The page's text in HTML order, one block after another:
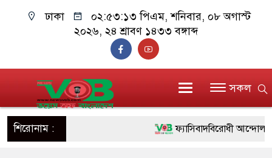
ঢাকা ০২:৫৩:১৪ পিএম, শনিবার, ০৮ অগাস্ট
২০২৬, ২৪ শ্রাবণ ১৪৩৩ বঙ্গাব্দ
সকল
শিরোনাম : ফ্যাসিবাদবিরোধী আন্দোলনে